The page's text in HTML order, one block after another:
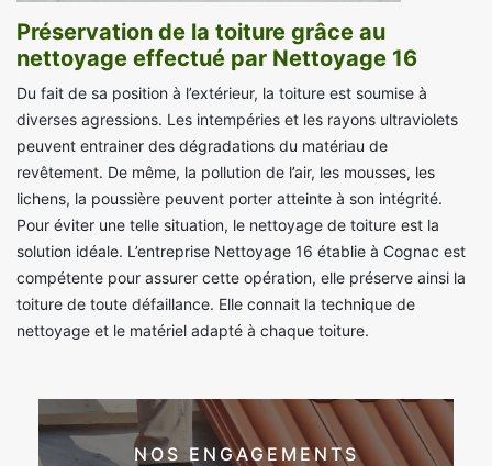
Préservation de la toiture grâce au
nettoyage effectué par Nettoyage 16
Du fait de sa position à l’extérieur, la toiture est soumise à
diverses agressions. Les intempéries et les rayons ultraviolets
peuvent entrainer des dégradations du matériau de
revêtement. De même, la pollution de l’air, les mousses, les
lichens, la poussière peuvent porter atteinte à son intégrité.
Pour éviter une telle situation, le nettoyage de toiture est la
solution idéale. L’entreprise Nettoyage 16 établie à Cognac est
compétente pour assurer cette opération, elle préserve ainsi la
toiture de toute défaillance. Elle connait la technique de
nettoyage et le matériel adapté à chaque toiture.
NOS ENGAGEMENTS